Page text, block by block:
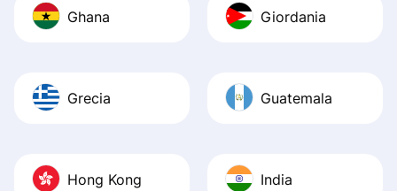
Ghana Giordania
Grecia Guatemala
Hong Kong India